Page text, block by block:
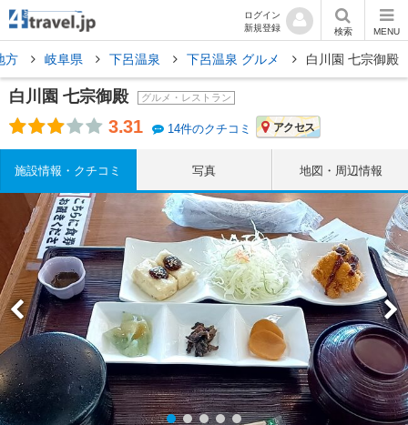
ログイン
新規登録
検索 MENU
方 岐阜県 下呂温泉 下呂温泉 グルメ 白川園 七宗御殿
白川園 七宗御殿 グルメ・レストラン
3.31 14件のクチコミ アクセス
施設情報・クチコミ 写真 地図・周辺情報